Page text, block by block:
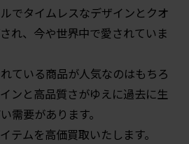
でタイムレスなデザインとクオ
れ、今や世界中で愛されていま
ている商品が人気なのはもちろ
ンと高品質さがゆえに過去に生
需要があります。
テムを高価買取いたします。